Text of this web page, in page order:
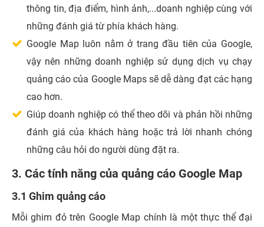
thông tin, địa điểm, hình ảnh,...doanh nghiệp cùng với
những đánh giá từ phía khách hàng.
Google Map luôn nằm ở trang đầu tiên của Google,
vậy nên những doanh nghiệp sử dụng dịch vụ chạy
quảng cáo của Google Maps sẽ dễ dàng đạt các hạng
cao hơn.
Giúp doanh nghiệp có thể theo dõi và phản hồi những
đánh giá của khách hàng hoặc trả lời nhanh chóng
những câu hỏi do người dùng đặt ra.
3. Các tính năng của quảng cáo Google Map
3.1 Ghim quảng cáo
Mỗi ghim đỏ trên Google Map chính là một thực thể đại